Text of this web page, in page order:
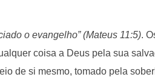
o evangelho” (Mateus 11:5).
coisa a Deus pela sua
de si mesmo, tomado pela